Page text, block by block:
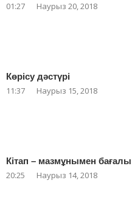
01:27 Наурыз 20, 2018
Көрісу дәстүрі
11:37 Наурыз 15, 2018
Кітап – мазмұнымен бағалы
20:25 Наурыз 14, 2018